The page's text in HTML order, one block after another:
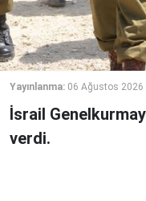
Yayınlanma: 06 Ağustos 2026
İsrail
verdi.